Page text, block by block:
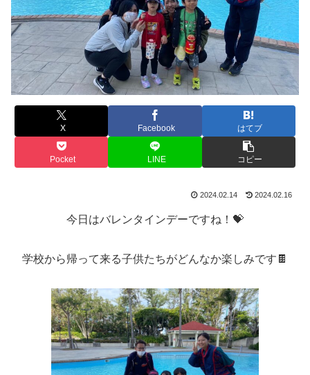
X Facebook はてブ
Pocket LINE コピー
2024.02.14 2024.02.16
今日はバレンタインデーですね！💝
学校から帰って来る子供たちがどんなか楽しみです🍫